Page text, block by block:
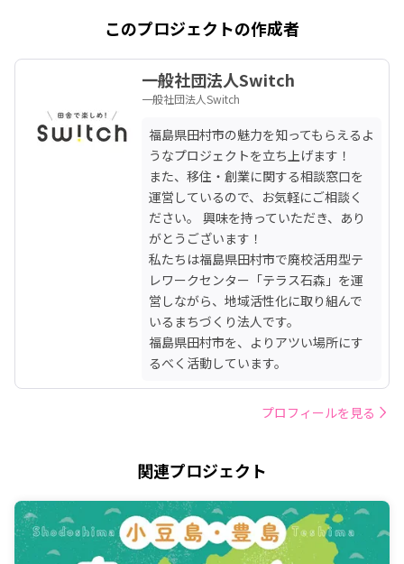
このプロジェクトの作成者
一般社団法人Switch
一般社団法人Switch
福島県田村市の魅力を知ってもらえるよ
うなプロジェクトを立ち上げます！
また、移住・創業に関する相談窓口を
運営しているので、お気軽にご相談く
ださい。 興味を持っていただき、あり
がとうございます！
私たちは福島県田村市で廃校活用型テ
レワークセンター「テラス石森」を運
営しながら、地域活性化に取り組んで
いるまちづくり法人です。
福島県田村市を、よりアツい場所にす
るべく活動しています。
プロフィールを見る
関連プロジェクト